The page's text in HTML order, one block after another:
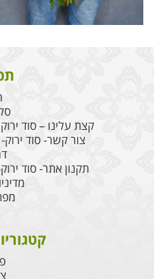
קצת עלינו – סוד
צור קשר- סוד
תקנון אתר- סוד